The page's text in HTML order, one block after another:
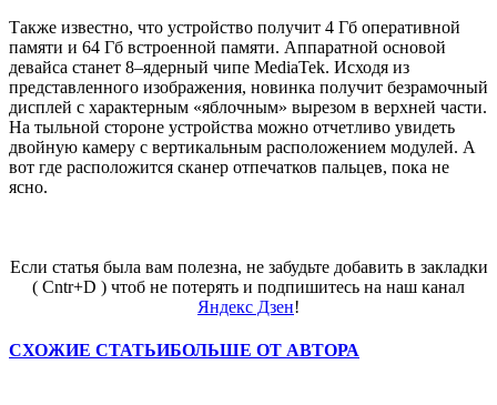
Также известно, что устройство получит 4 Гб оперативной
памяти и 64 Гб встроенной памяти. Аппаратной основой
девайса станет 8–ядерный чипе MediaTek. Исходя из
представленного изображения, новинка получит безрамочный
дисплей с характерным «яблочным» вырезом в верхней части.
На тыльной стороне устройства можно отчетливо увидеть
двойную камеру с вертикальным расположением модулей. А
вот где расположится сканер отпечатков пальцев, пока не
ясно.
Если статья была вам полезна, не забудьте добавить в закладки
( Cntr+D ) чтоб не потерять и подпишитесь на наш канал
Яндекс Дзен!
СХОЖИЕ СТАТЬИБОЛЬШЕ ОТ АВТОРА